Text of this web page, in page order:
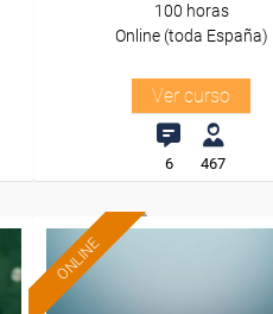
100 horas
Online (toda España)
Ver curso
6 467
ONLINE